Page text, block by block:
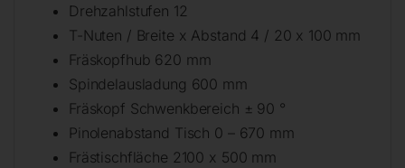
Drehzahlstufen 12
T-Nuten / Breite x Abstand 4 / 20 x 100 mm
Fräskopfhub 620 mm
Spindelausladung 600 mm
Fräskopf Schwenkbereich ± 90 °
Pinolenabstand Tisch 0 – 670 mm
Frästischfläche 2100 x 500 mm